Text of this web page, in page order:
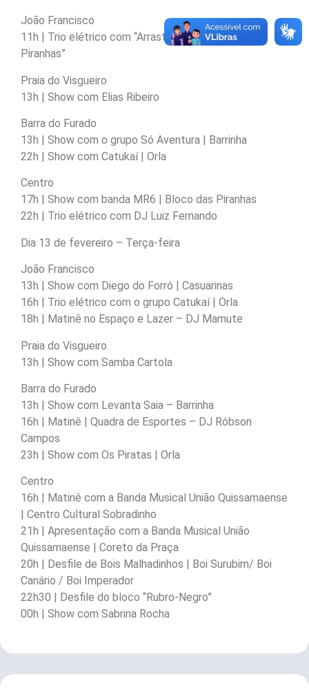
João Francisco
11h | Trio elétrico com “Arrastão do Bloco das
Piranhas”
Praia do Visgueiro
13h | Show com Elias Ribeiro
Barra do Furado
13h | Show com o grupo Só Aventura | Barrinha
22h | Show com Catukaí | Orla
Centro
17h | Show com banda MR6 | Bloco das Piranhas
22h | Trio elétrico com DJ Luiz Fernando
Dia 13 de fevereiro – Terça-feira
João Francisco
13h | Show com Diego do Forró | Casuarinas
16h | Trio elétrico com o grupo Catukaí | Orla
18h | Matinê no Espaço e Lazer – DJ Mamute
Praia do Visgueiro
13h | Show com Samba Cartola
Barra do Furado
13h | Show com Levanta Saia – Barrinha
16h | Matinê | Quadra de Esportes – DJ Róbson
Campos
23h | Show com Os Piratas | Orla
Centro
16h | Matinê com a Banda Musical União Quissamaense
| Centro Cultural Sobradinho
21h | Apresentação com a Banda Musical União
Quissamaense | Coreto da Praça
20h | Desfile de Bois Malhadinhos | Boi Surubim/ Boi
Canário / Boi Imperador
22h30 | Desfile do bloco “Rubro-Negro”
00h | Show com Sabrina Rocha